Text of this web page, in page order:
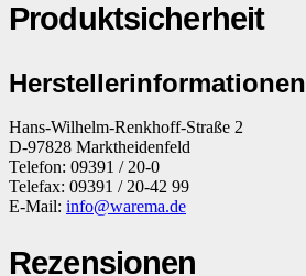
Produktsicherheit
Herstellerinformationen
Hans-Wilhelm-Renkhoff-Straße 2
D-97828 Marktheidenfeld
Telefon: 09391 / 20-0
Telefax: 09391 / 20-42 99
E-Mail: info@warema.de
Rezensionen